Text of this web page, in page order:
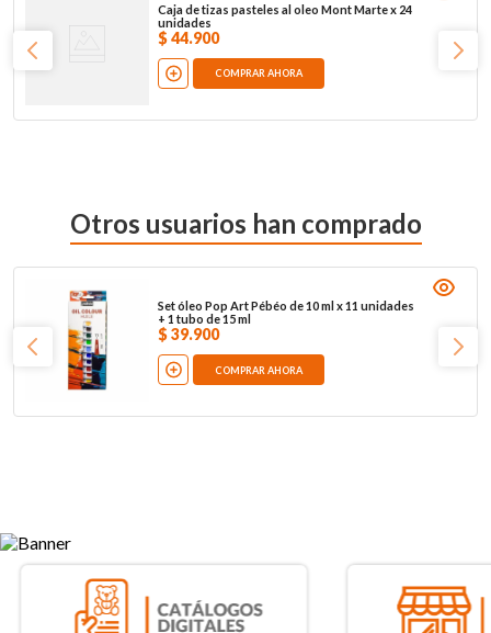
Caja de tizas pasteles al oleo Mont Marte x 24
unidades
$ 44.900
COMPRAR AHORA
Otros usuarios han comprado
Set óleo Pop Art Pébéo de 10 ml x 11 unidades
+ 1 tubo de 15 ml
$ 39.900
COMPRAR AHORA